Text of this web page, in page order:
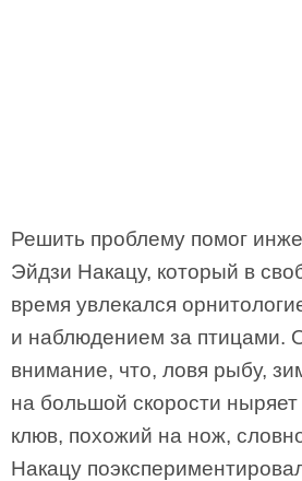
Решить проблему помог
Эйдзи Накацу, который в
время увлекался
и наблюдением за птицами.
внимание, что, ловя рыбу,
на большой скорости
клюв, похожий на нож,
Накацу